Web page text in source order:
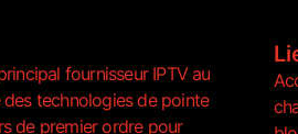
fournisseur IPTV au
des technologies de pointe
de premier ordre pour